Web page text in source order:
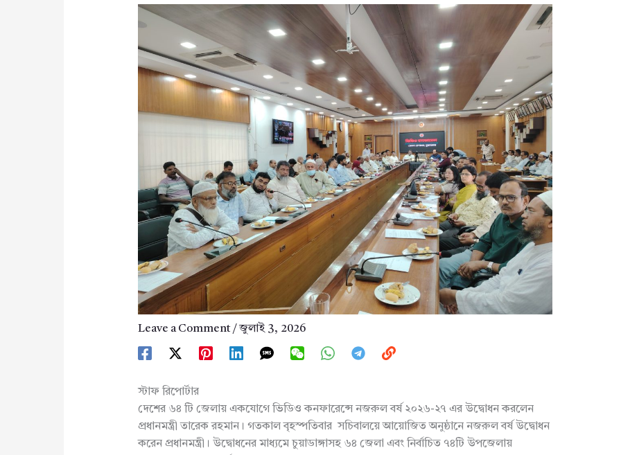
Leave a Comment /জুলাই 3, 2026
স্টাফ রিপোর্টার
দেশের ৬৪ টি জেলায় একযোগে ভিডিও কনফারেন্সে নজরুল বর্ষ ২০২৬-২৭ এর উদ্বোধন করলেন
প্রধানমন্ত্রী তারেক রহমান। গতকাল বৃহস্পতিবার সচিবালয়ে আয়োজিত অনুষ্ঠানে নজরুল বর্ষ উদ্বোধন
করেন প্রধানমন্ত্রী। উদ্বোধনের মাধ্যমে চুয়াডাঙ্গাসহ ৬৪ জেলা এবং নির্বাচিত ৭৪টি উপজেলায়